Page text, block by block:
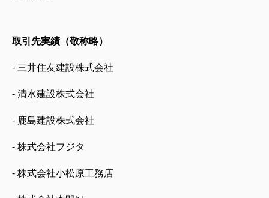
取引先実績（敬称略）
- 三井住友建設株式会社
- 清水建設株式会社
- 鹿島建設株式会社
- 株式会社フジタ
- 株式会社小松原工務店